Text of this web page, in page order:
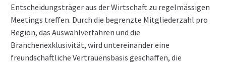
Entscheidungsträger aus der Wirtschaft zu regelmässigen
Meetings treffen. Durch die begrenzte Mitgliederzahl pro
Region, das Auswahlverfahren und die
Branchenexklusivität, wird untereinander eine
freundschaftliche Vertrauensbasis geschaffen, die